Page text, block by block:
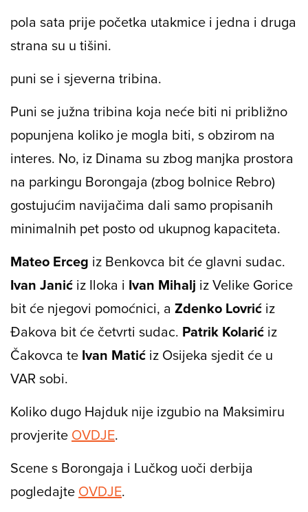
pola sata prije početka utakmice i jedna i druga
strana su u tišini.
puni se i sjeverna tribina.
Puni se južna tribina koja neće biti ni približno
popunjena koliko je mogla biti, s obzirom na
interes. No, iz Dinama su zbog manjka prostora
na parkingu Borongaja (zbog bolnice Rebro)
gostujućim navijačima dali samo propisanih
minimalnih pet posto od ukupnog kapaciteta.
Mateo Erceg iz Benkovca bit će glavni sudac.
Ivan Janić iz Iloka i Ivan Mihalj iz Velike Gorice
bit će njegovi pomoćnici, a Zdenko Lovrić iz
Đakova bit će četvrti sudac. Patrik Kolarić iz
Čakovca te Ivan Matić iz Osijeka sjedit će u
VAR sobi.
Koliko dugo Hajduk nije izgubio na Maksimiru
provjerite OVDJE.
Scene s Borongaja i Lučkog uoči derbija
pogledajte OVDJE.